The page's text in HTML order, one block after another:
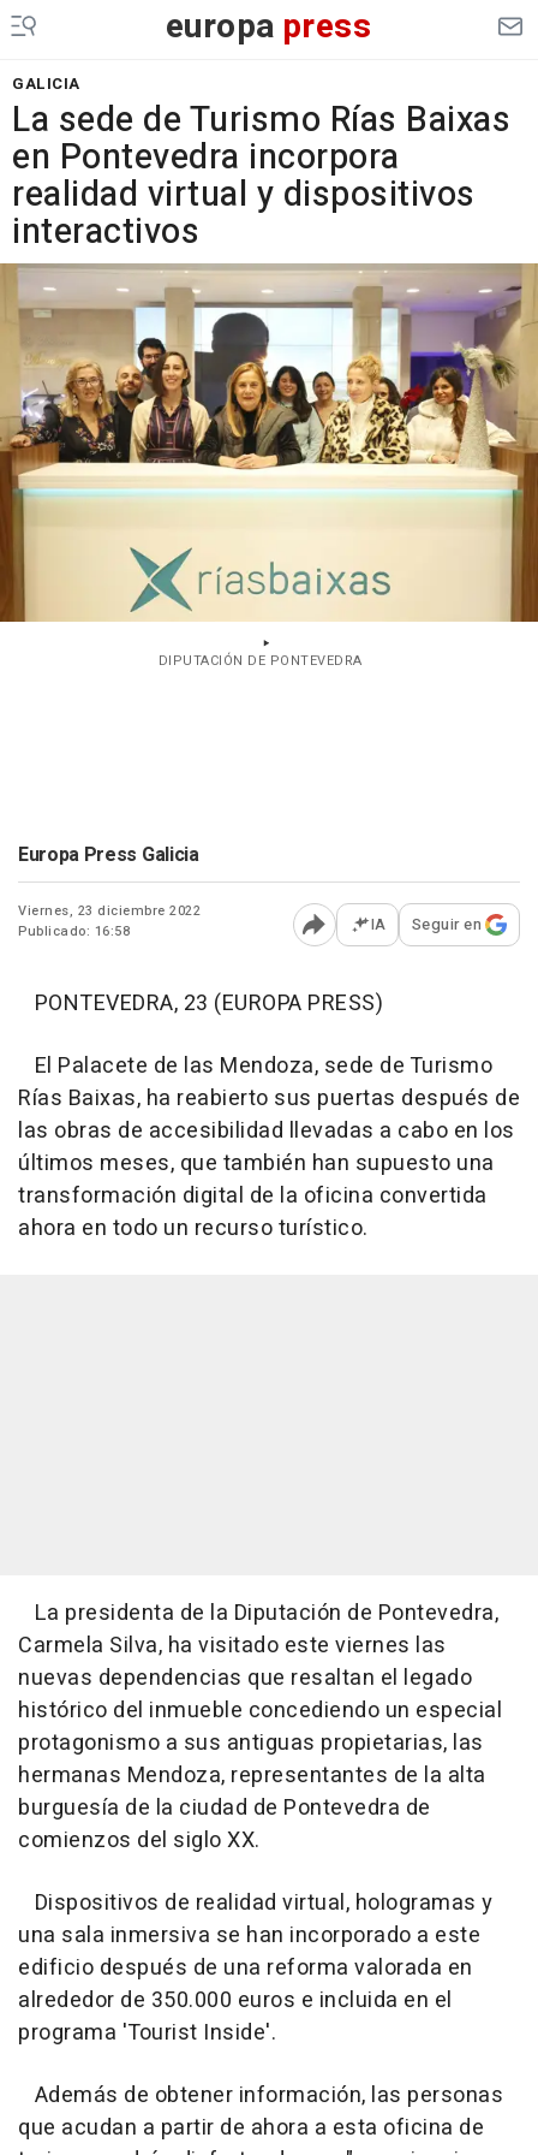
europa press
GALICIA
La sede de Turismo Rías Baixas
en Pontevedra incorpora
realidad virtual y dispositivos
interactivos
DIPUTACIÓN DE PONTEVEDRA
Europa Press Galicia
Viernes, 23 diciembre 2022
Publicado: 16:58
Abrir opciones para
IA Seguir en
PONTEVEDRA, 23 (EUROPA PRESS)
El Palacete de las Mendoza, sede de Turismo
Rías Baixas, ha reabierto sus puertas después de
las obras de accesibilidad llevadas a cabo en los
últimos meses, que también han supuesto una
transformación digital de la oficina convertida
ahora en todo un recurso turístico.
La presidenta de la Diputación de Pontevedra,
Carmela Silva, ha visitado este viernes las
nuevas dependencias que resaltan el legado
histórico del inmueble concediendo un especial
protagonismo a sus antiguas propietarias, las
hermanas Mendoza, representantes de la alta
burguesía de la ciudad de Pontevedra de
comienzos del siglo XX.
Dispositivos de realidad virtual, hologramas y
una sala inmersiva se han incorporado a este
edificio después de una reforma valorada en
alrededor de 350.000 euros e incluida en el
programa 'Tourist Inside'.
Además de obtener información, las personas
que acudan a partir de ahora a esta oficina de